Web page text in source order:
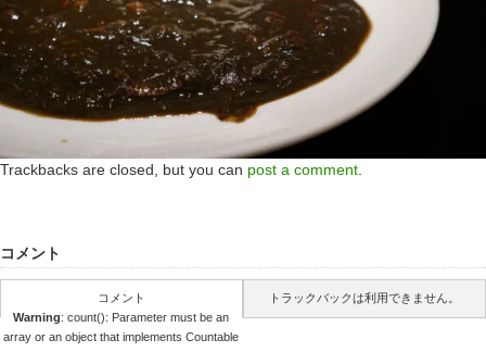
Trackbacks are closed, but you can post a comment
コメント
コメント
Warning: count(): Parameter must be an
array or an object that implements Countable
トラックバックは利用できません。